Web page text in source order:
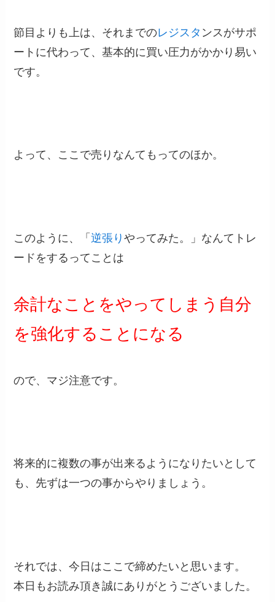
節目よりも上は、それまでのレジスタ ンスがサポ
ートに代わって、基本的に買い圧力がかかり易い
です。
よって、ここで売りなんてもってのほか。
このように、「逆張りやってみた。」なんてトレ
ードをするってことは
余計なことをやってしまう自分
を強化することになる
ので、マジ注意です。
将来的に複数の事が出来るようになりたいとして
も、先ずは一つの事からやりましょう。
それでは、今日はここで締めたいと思います。
本日もお読み頂き誠にありがとうございました。